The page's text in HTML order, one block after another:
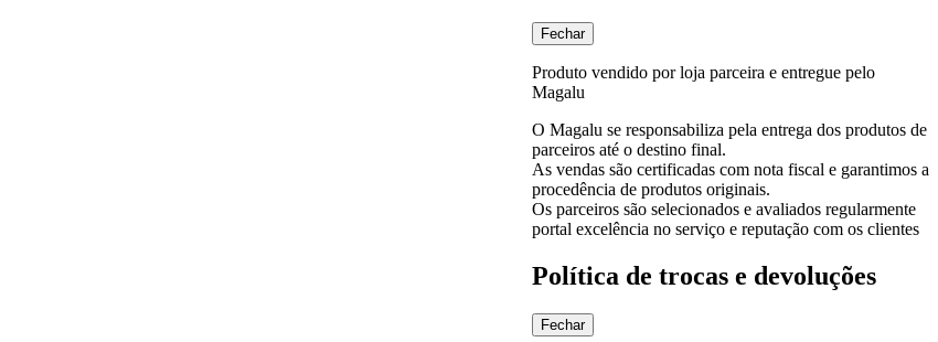
Fechar
Produto vendido por loja parceira e entregue pelo
Magalu
O Magalu se responsabiliza pela entrega dos produtos de
parceiros até o destino final.
As vendas são certificadas com nota fiscal e garantimos a
procedência de produtos originais.
Os parceiros são selecionados e avaliados regularmente
portal excelência no serviço e reputação com os clientes
Política de trocas e devoluções
Fechar